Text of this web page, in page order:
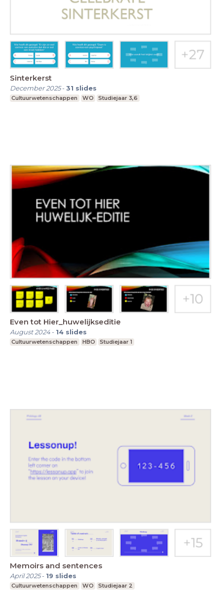
Sinterkerst
December 2025-31 slides
Cultuurwetenschappen WO Studiejaar 3,6
Even tot Hier_huwelijkseditie
August 2024- 14 slides
Cultuurwetenschappen HBO Studiejaar 1
Memoirs and sentences
April 2025- 19 slides
Cultuurwetenschappen WO Studiejaar 2